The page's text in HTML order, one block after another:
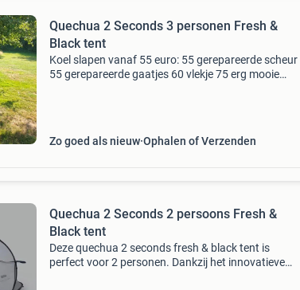
Quechua 2 Seconds 3 personen Fresh &
Black tent
Koel slapen vanaf 55 euro: 55 gerepareerde scheur
55 gerepareerde gaatjes 60 vlekje 75 erg mooie
Zo goed als nieuw Ophalen of Verzenden
Quechua 2 Seconds 2 persoons Fresh &
Black tent
Deze quechua 2 seconds fresh & black tent is
perfect voor 2 personen. Dankzij het innovatieve